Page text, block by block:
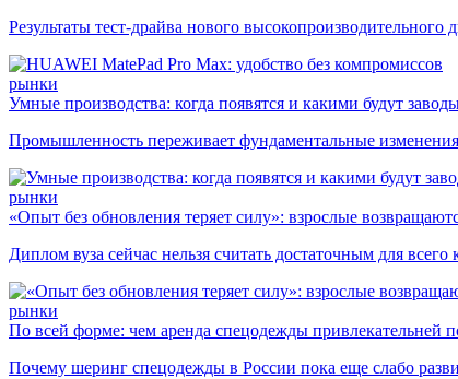
Результаты тест-драйва нового высокопроизводительного
рынки
Умные производства: когда появятся и какими будут
Промышленность переживает фундаментальные
рынки
«Опыт без обновления теряет силу»: взрослые
Диплом вуза сейчас нельзя считать достаточным для
рынки
По всей форме: чем аренда спецодежды привлекательней
Почему шеринг спецодежды в России пока еще слабо